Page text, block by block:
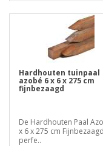
Hardhouten tuinpaal
azobé 6 x 6 x 275 cm
fijnbezaagd
De Hardhouten Paal
x 6 x 275 cm
perfe..